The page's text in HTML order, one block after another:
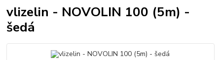
vlizelin - NOVOLIN 100 (5m) -
šedá